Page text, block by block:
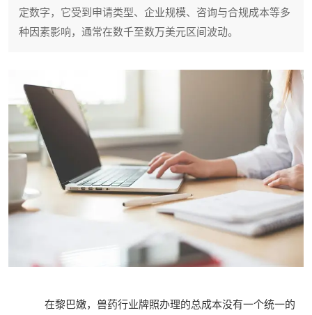
定数字，它受到申请类型、企业规模、咨询与合规成本等多
种因素影响，通常在数千至数万美元区间波动。
在黎巴嫩，兽药行业牌照办理的总成本没有一个统一的